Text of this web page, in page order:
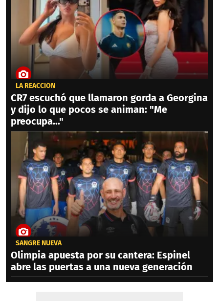
LA REACCIÓN
CR7 escuchó que llamaron gorda a Georgina
y dijo lo que pocos se animan: "Me
preocupa..."
SANGRE NUEVA
Olimpia apuesta por su cantera: Espinel
abre las puertas a una nueva generación